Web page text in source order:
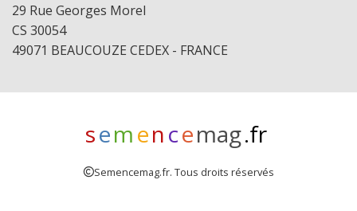
29 Rue Georges Morel
CS 30054
49071 BEAUCOUZE CEDEX - FRANCE
semencemag.fr
Semencemag.fr. Tous droits réservés